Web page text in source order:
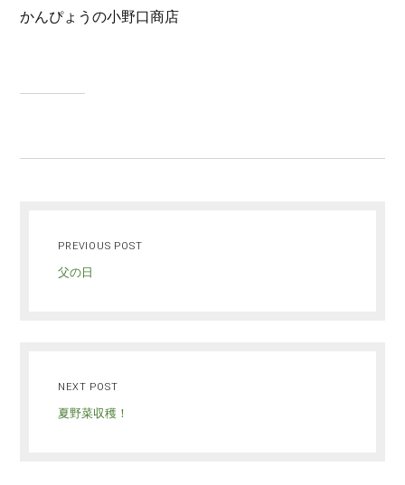
かんぴょうの小野口商店
PREVIOUS POST
父の日
NEXT POST
夏野菜収穫！